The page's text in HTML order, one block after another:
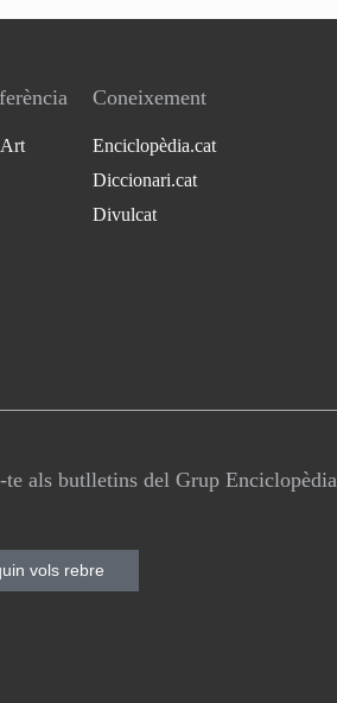
Coneixement
Enciclopèdia.cat
Diccionari.cat
Divulcat
te als butlletins del Grup Enciclopèdia
vols rebre